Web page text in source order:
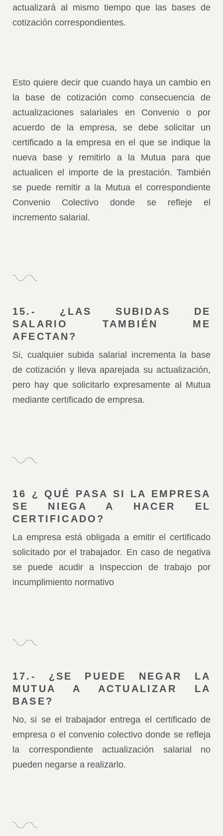
actualizará al mismo tiempo que las bases de
cotización correspondientes.
Esto quiere decir que cuando haya un cambio en
la base de cotización como consecuencia de
actualizaciones salariales en Convenio o por
acuerdo de la empresa, se debe solicitar un
certificado a la empresa en el que se indique la
nueva base y remitirlo a la Mutua para que
actualicen el importe de la prestación. También
se puede remitir a la Mutua el correspondiente
Convenio Colectivo donde se refleje el
incremento salarial.
15.- ¿LAS SUBIDAS DE
SALARIO TAMBIÉN ME
AFECTAN?
Si, cualquier subida salarial incrementa la base
de cotización y lleva aparejada su actualización,
pero hay que solicitarlo expresamente al Mutua
mediante certificado de empresa.
16 ¿ QUÉ PASA SI LA EMPRESA
SE NIEGA A HACER EL
CERTIFICADO?
La empresa está obligada a emitir el certificado
solicitado por el trabajador. En caso de negativa
se puede acudir a Inspeccion de trabajo por
incumplimiento normativo
17.- ¿SE PUEDE NEGAR LA
MUTUA A ACTUALIZAR LA
BASE?
No, si se el trabajador entrega el certificado de
empresa o el convenio colectivo donde se refleja
la correspondiente actualización salarial no
pueden negarse a realizarlo.